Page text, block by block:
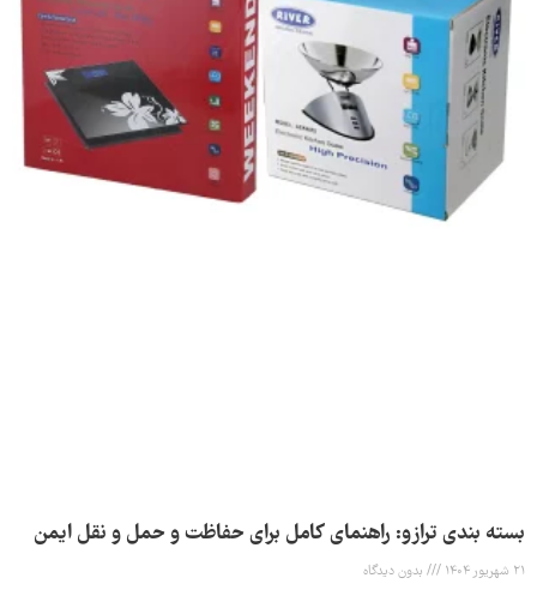
بسته بندی ترازو: راهنمای کامل برای حفاظت و حمل و نقل ایمن
21 شهریور 1404 بدون دیدگاه